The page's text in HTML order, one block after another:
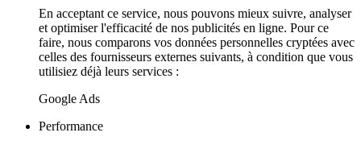
En acceptant ce service, nous pouvons mieux suivre, analyser
et optimiser l'efficacité de nos publicités en ligne. Pour ce
faire, nous comparons vos données personnelles cryptées avec
celles des fournisseurs externes suivants, à condition que vous
utilisiez déjà leurs services :
Google Ads
Performance